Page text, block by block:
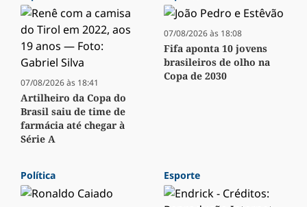
07/08/2026 às 18:41
Artilheiro da Copa do
Brasil saiu de time de
farmácia até chegar à
Série A
07/08/2026 às 18:08
Fifa aponta 10 jovens
brasileiros de olho na
Copa de 2030
Política Esporte